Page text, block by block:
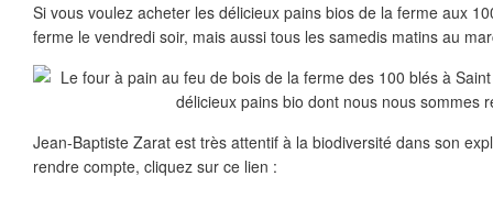
Si vous voulez acheter les délicieux pains bios de la ferme aux
ferme le vendredi soir, mais aussi tous les samedis matins au
Jean-Baptiste Zarat est très attentif à la biodiversité dans son
rendre compte, cliquez sur ce lien :